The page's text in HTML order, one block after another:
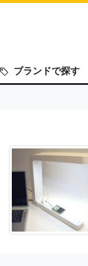
ブランドで探す